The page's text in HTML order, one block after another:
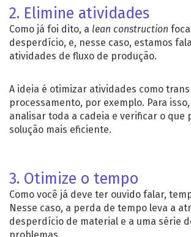
2. Elimine atividades
Como já foi dito, a lean construction
desperdício, e, nesse caso, estamos
atividades de fluxo de produção.
A ideia é otimizar atividades como
processamento, por exemplo. Para
analisar toda a cadeia e verificar o que
solução mais eficiente.
3. Otimize o tempo
Como você já deve ter ouvido falar,
Nesse caso, a perda de tempo leva a
desperdício de material e a uma série